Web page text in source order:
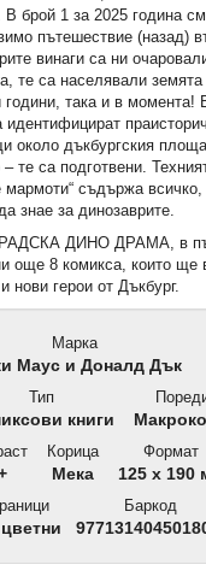
В брой 1 за 2025 година
пътешествие (назад)
винаги са ни
те са населявали земята
години, така и в
около дъкбургския
те са подготвени.
мармоти“ съдържа всичко,
знае за динозаврите.
ДИНО ДРАМА, в
още 8 комикса, които ще
нови герои от Дъкбург.
Марка
Маус и Доналд Дък
Тип
книги
Корица
Мека
Формат
125 x 190
Баркод